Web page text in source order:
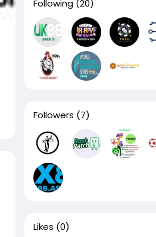
Following (20)
Followers (7)
Likes (0)